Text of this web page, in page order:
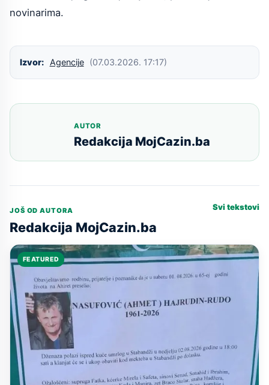
novinarima.
Izvor: Agencije (07.03.2026. 17:17)
AUTOR
Redakcija MojCazin.ba
JOŠ OD AUTORA
Redakcija MojCazin.ba
Svi tekstovi
FEATURED